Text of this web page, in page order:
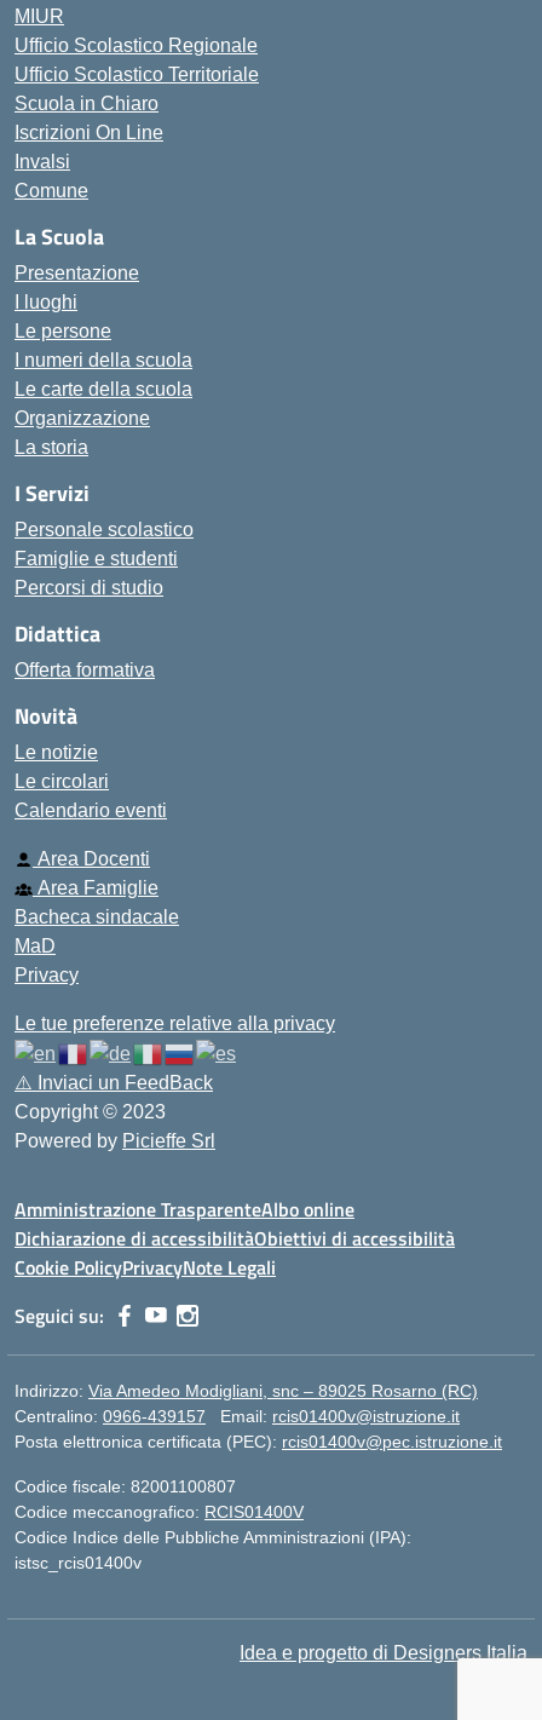
MIUR
Ufficio Scolastico Regionale
Ufficio Scolastico Territoriale
Scuola in Chiaro
Iscrizioni On Line
Invalsi
Comune
La Scuola
Presentazione
I luoghi
Le persone
I numeri della scuola
Le carte della scuola
Organizzazione
La storia
I Servizi
Personale scolastico
Famiglie e studenti
Percorsi di studio
Didattica
Offerta formativa
Novità
Le notizie
Le circolari
Calendario eventi
Area Docenti
Area Famiglie
Bacheca sindacale
MaD
Privacy
Le tue preferenze relative alla privacy
⚠️ Inviaci un FeedBack
Copyright © 2023
Powered by Picieffe Srl
Amministrazione TrasparenteAlbo online
Dichiarazione di accessibilitàObiettivi di accessibilità
Cookie PolicyPrivacyNote Legali
Seguici su:
Indirizzo: Via Amedeo Modigliani, snc – 89025 Rosarno (RC)
Centralino: 0966-439157 Email: rcis01400v@istruzione.it
Posta elettronica certificata (PEC): rcis01400v@pec.istruzione.it
Codice fiscale: 82001100807
Codice meccanografico: RCIS01400V
Codice Indice delle Pubbliche Amministrazioni (IPA):
istsc_rcis01400v
Idea e progetto di Designers Italia